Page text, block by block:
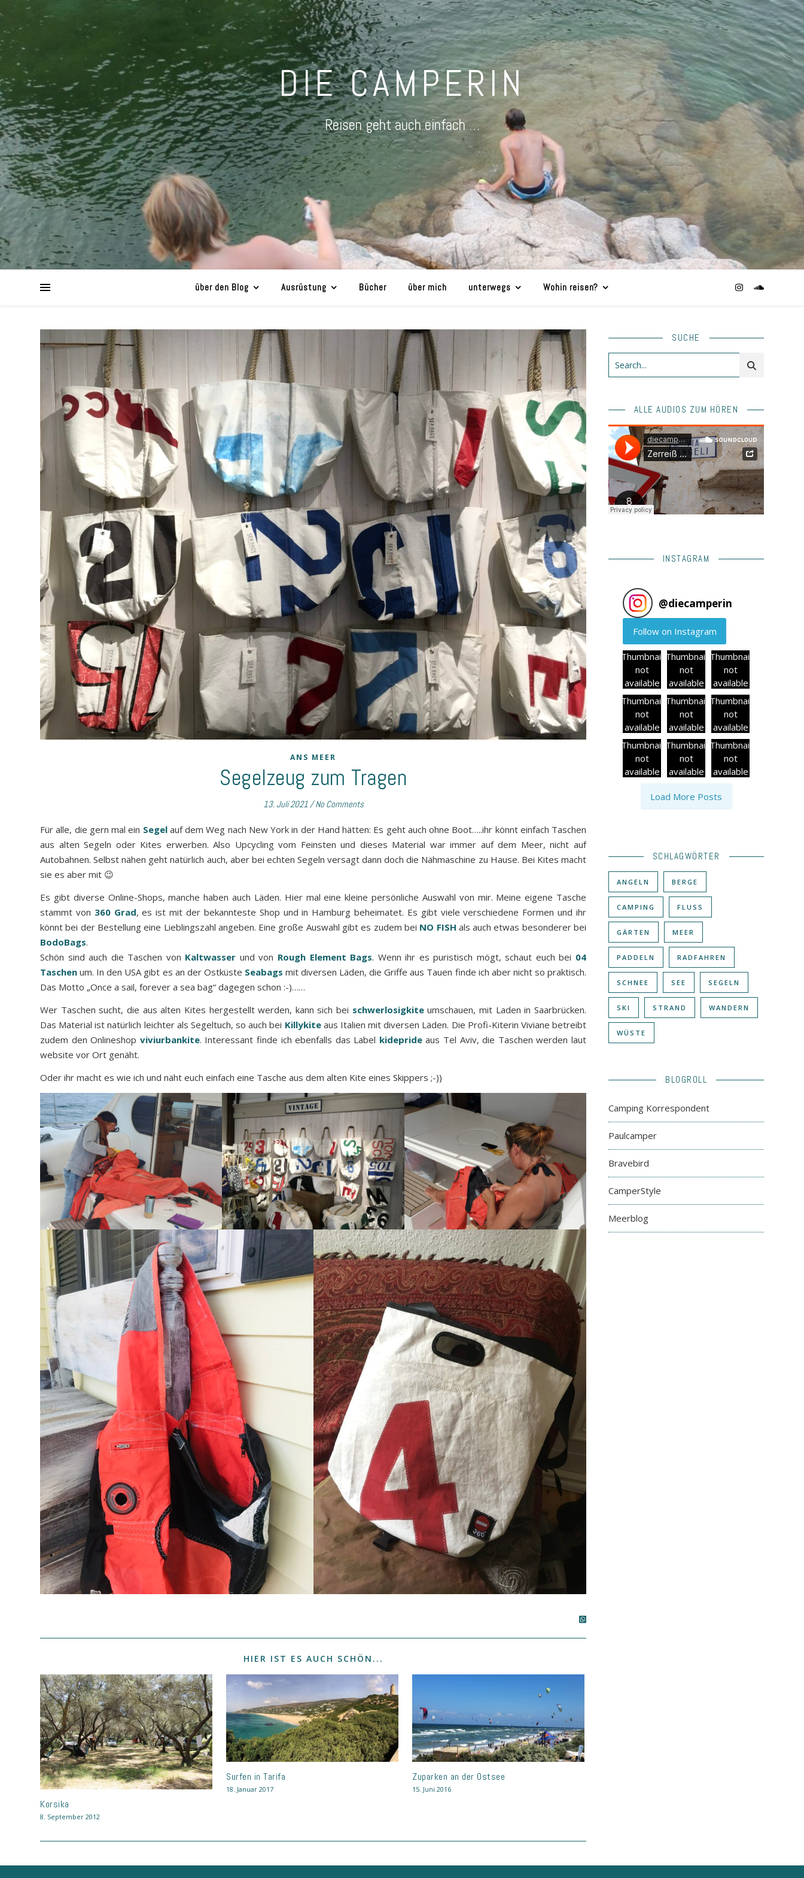
DIE CAMPERIN
Reisen geht auch einfach …
über den Blog Ausrüstung Bücher über mich unterwegs Wohin reisen?
ANS MEER
Segelzeug zum Tragen
13. Juli 2021 / No Comments
Für alle, die gern mal ein Segelauf dem Weg nach New York in der Hand hätten: Es geht auch ohne Boot…..ihr könnt einfach Taschen
aus alten Segeln oder Kites erwerben. Also Upcycling vom Feinsten und dieses Material war immer auf dem Meer, nicht auf
Autobahnen. Selbst nähen geht natürlich auch, aber bei echten Segeln versagt dann doch die Nähmaschine zu Hause. Bei Kites macht
sie es aber mit 😉
Es gibt diverse Online-Shops, manche haben auch Läden. Hier mal eine kleine persönliche Auswahl von mir. Meine eigene Tasche
stammt von 360 Grad, es ist mit der bekannteste Shop und in Hamburg beheimatet. Es gibt viele verschiedene Formen und ihr
könnt bei der Bestellung eine Lieblingszahl angeben. Eine große Auswahl gibt es zudem bei NO FISH als auch etwas besonderer bei
BodoBags.
Schön sind auch die Taschen von Kaltwasser und von Rough Element Bags. Wenn ihr es puristisch mögt, schaut euch bei 04
Taschen um. In den USA gibt es an der Ostküste Seabags mit diversen Läden, die Griffe aus Tauen finde ich aber nicht so praktisch.
Das Motto „Once a sail, forever a sea bag“ dagegen schon :-)……
Wer Taschen sucht, die aus alten Kites hergestellt werden, kann sich bei schwerlosigkite umschauen, mit Laden in Saarbrücken.
Das Material ist natürlich leichter als Segeltuch, so auch bei Killykiteaus Italien mit diversen Läden. Die Profi-Kiterin Viviane betreibt
zudem den Onlineshop viviurbankite. Interessant finde ich ebenfalls das Label kideprideaus Tel Aviv, die Taschen werden laut
website vor Ort genäht.
Oder ihr macht es wie ich und näht euch einfach eine Tasche aus dem alten Kite eines Skippers ;-))
HIER IST ES AUCH SCHÖN...
Korsika
8. September 2012
Surfen in Tarifa
18. Januar 2017
Zuparken an der Ostsee
15. Juni 2016
SUCHE
ALLE AUDIOS ZUM HÖREN
INSTAGRAM
@diecamperin
Follow on Instagram
Thumbnail
not
available
Thumbnail
not
available
Thumbnail
not
available
Thumbnail
not
available
Thumbnail
not
available
Thumbnail
not
available
Thumbnail
not
available
Thumbnail
not
available
Thumbnail
not
available
Load More Posts
SCHLAGWÖRTER
ANGELN BERGE
CAMPING FLUSS
GÄRTEN MEER
PADDELN RADFAHREN
SCHNEE SEE SEGELN
SKI STRAND WANDERN
WÜSTE
BLOGROLL
Camping Korrespondent
Paulcamper
Bravebird
CamperStyle
Meerblog